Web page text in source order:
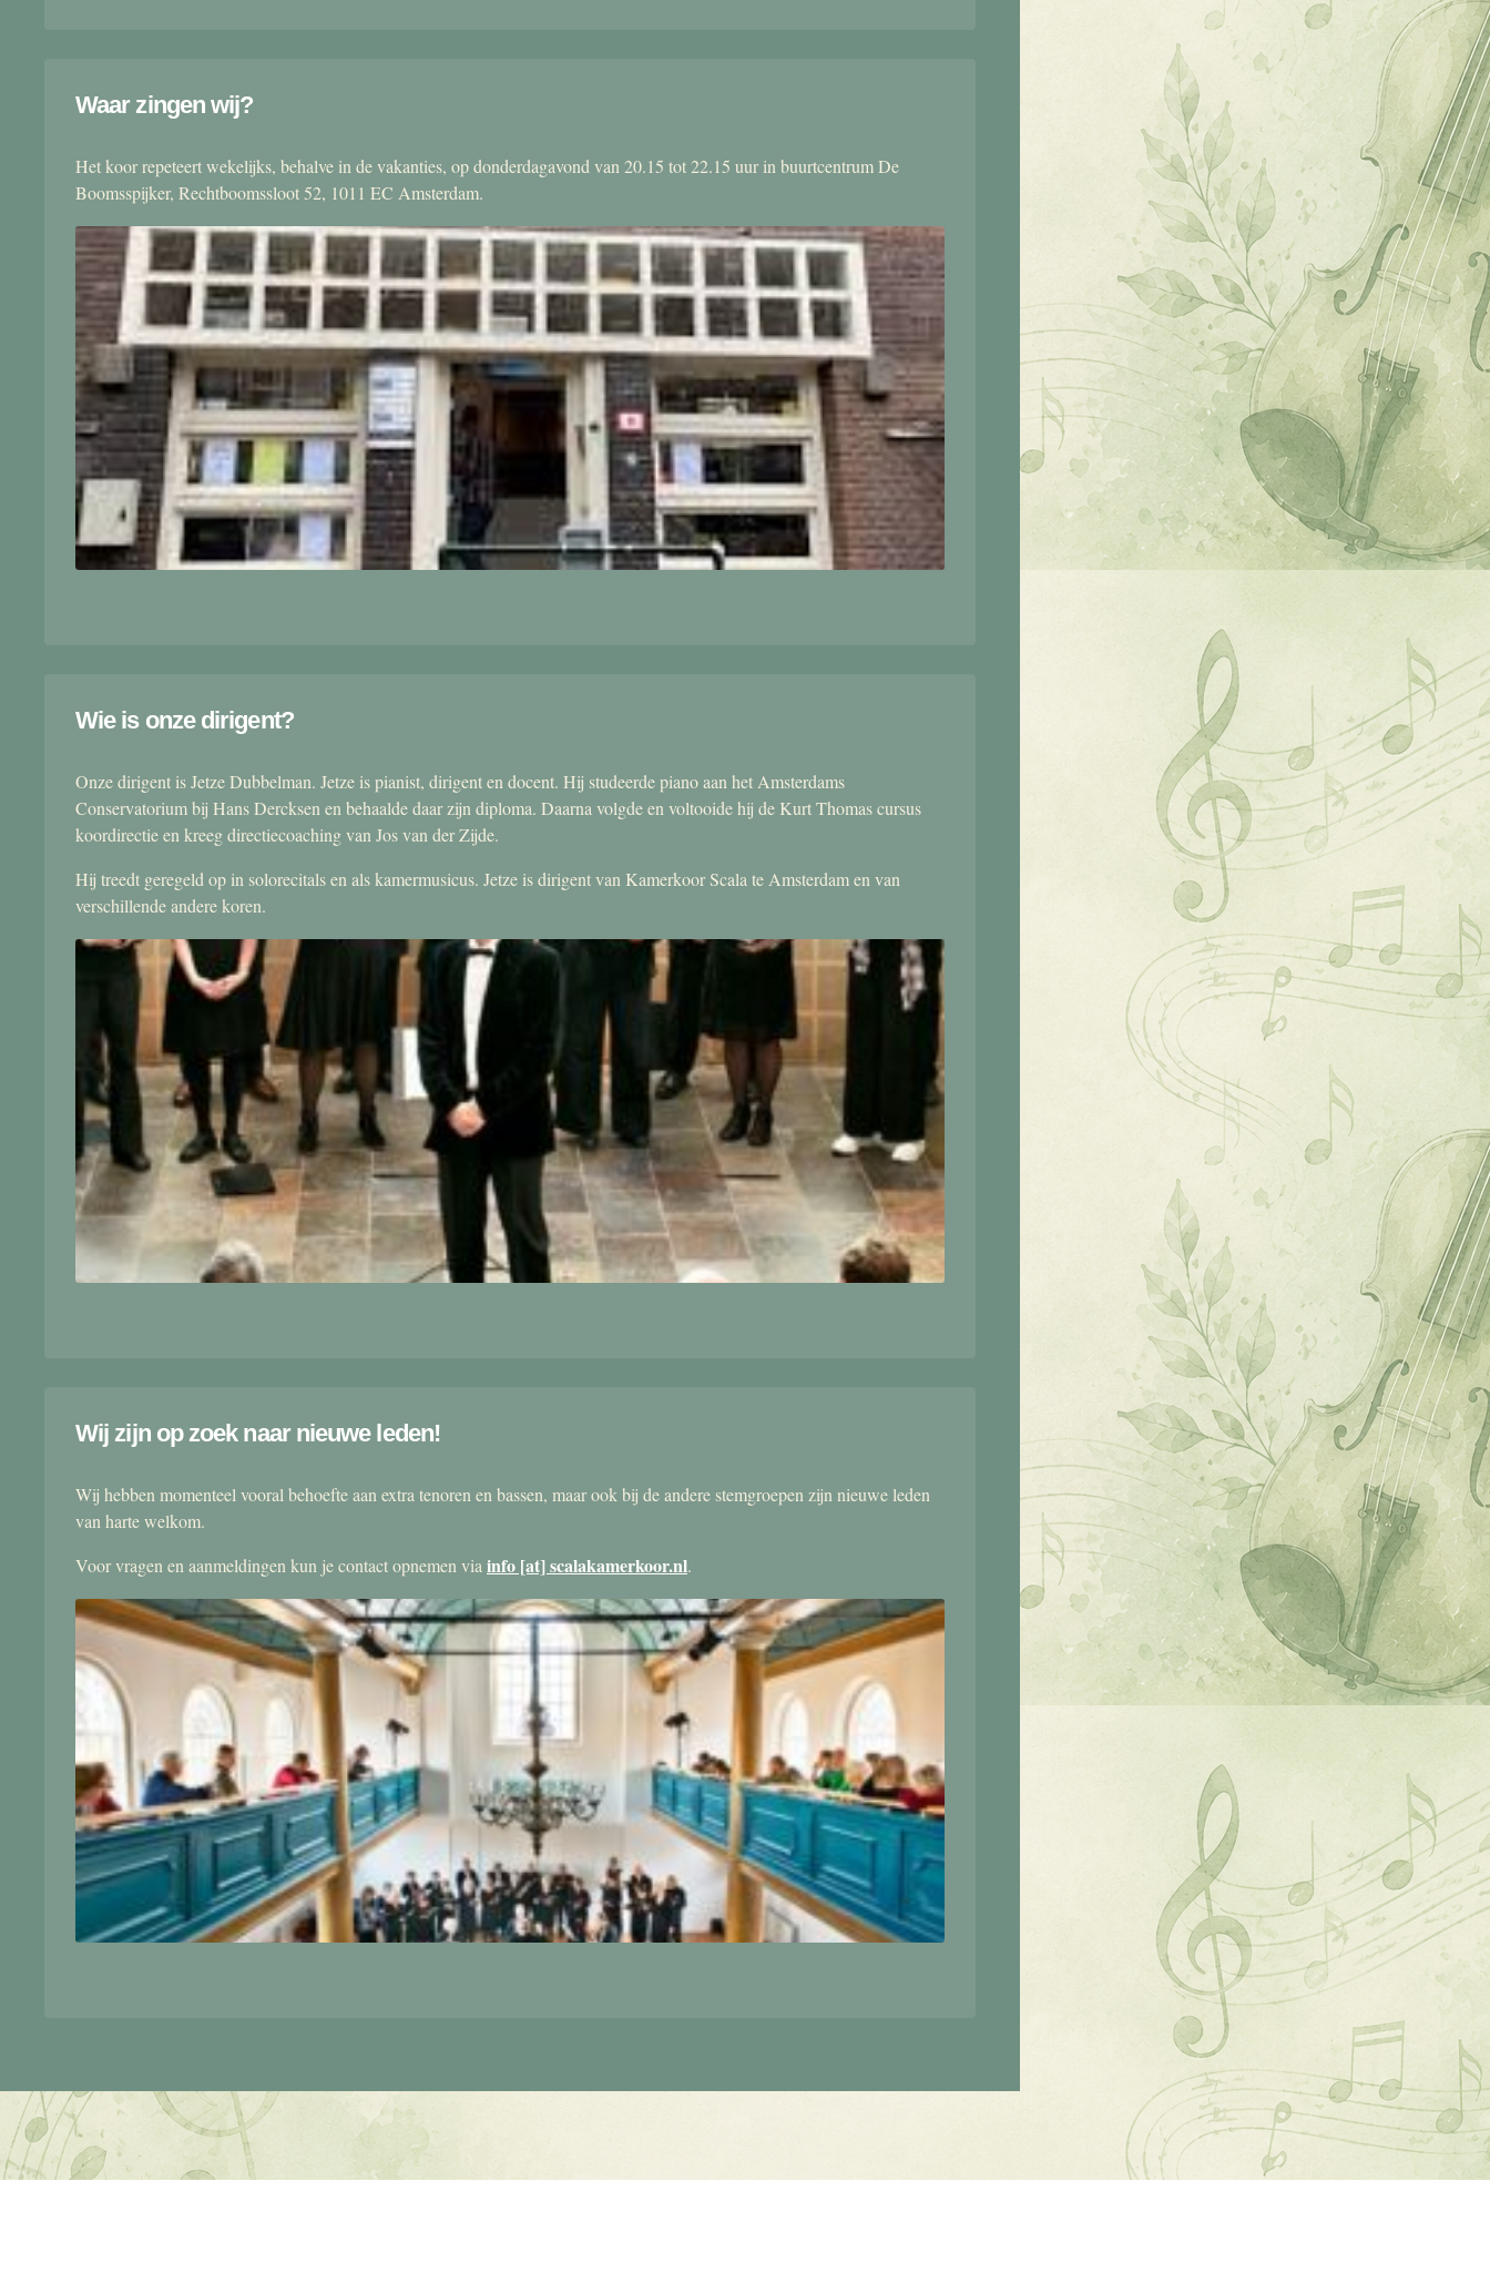
Waar zingen wij?
Het koor repeteert wekelijks, behalve in de vakanties, op donderdagavond van 20.15 tot 22.15 uur in buurtcentrum De
Boomsspijker, Rechtboomssloot 52, 1011 EC Amsterdam.
Wie is onze dirigent?
Onze dirigent is Jetze Dubbelman. Jetze is pianist, dirigent en docent. Hij studeerde piano aan het Amsterdams
Conservatorium bij Hans Dercksen en behaalde daar zijn diploma. Daarna volgde en voltooide hij de Kurt Thomas cursus
koordirectie en kreeg directiecoaching van Jos van der Zijde.
Hij treedt geregeld op in solorecitals en als kamermusicus. Jetze is dirigent van Kamerkoor Scala te Amsterdam en van
verschillende andere koren.
Wij zijn op zoek naar nieuwe leden!
Wij hebben momenteel vooral behoefte aan extra tenoren en bassen, maar ook bij de andere stemgroepen zijn nieuwe leden
van harte welkom.
Voor vragen en aanmeldingen kun je contact opnemen via info [at] scalakamerkoor.nl.